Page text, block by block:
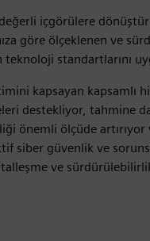
içgörülere
göre ölçeklenen ve
teknoloji standartlarını
kapsayan
destekliyor, tahmine
önemli ölçüde artırıyor
siber güvenlik ve
ve